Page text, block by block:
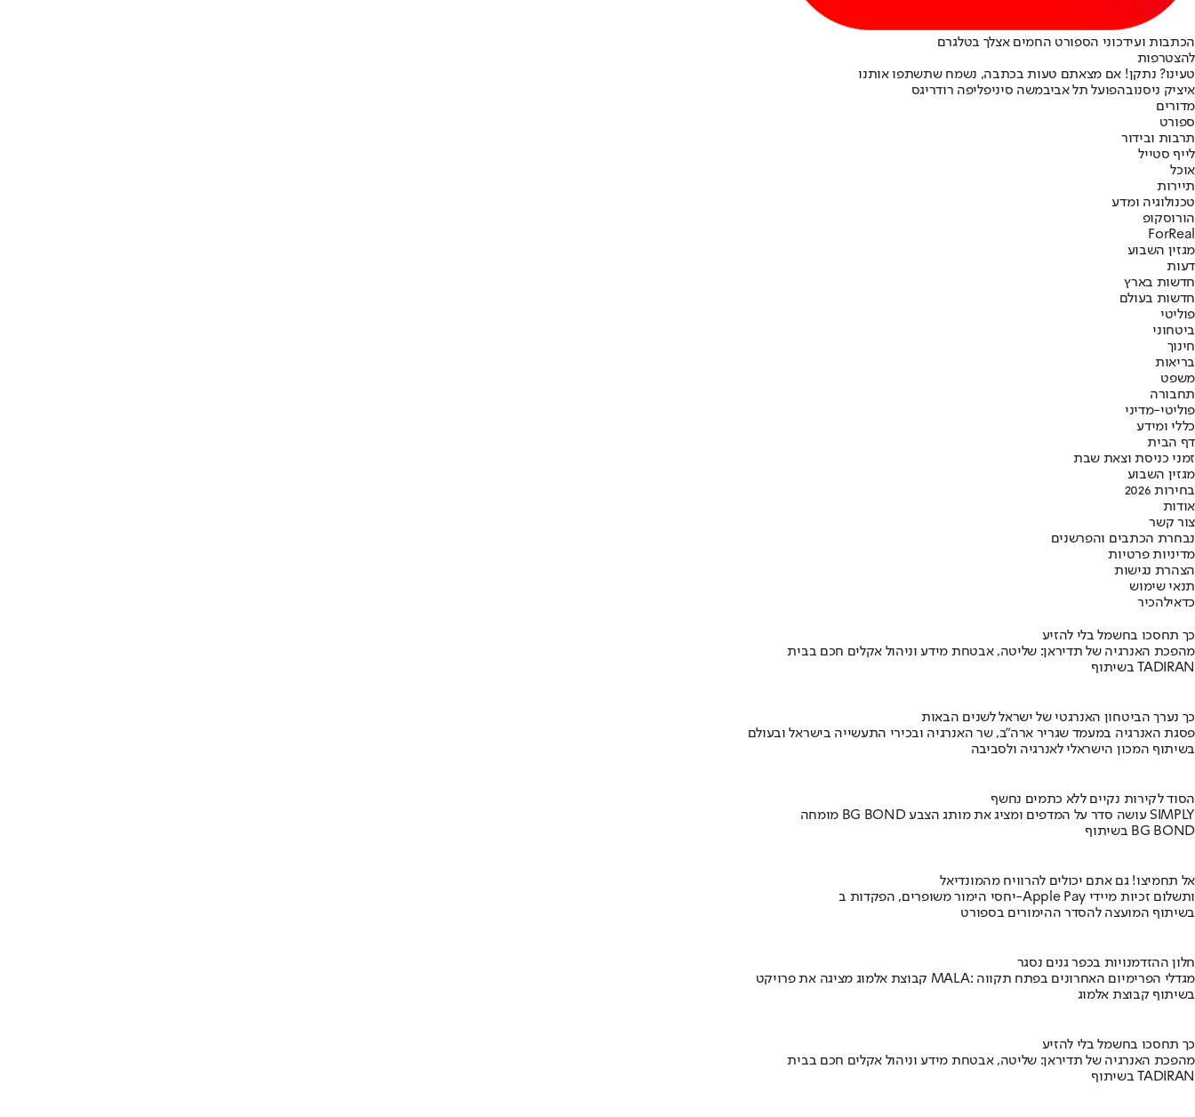
הכתבות ועידכוני הספורט החמים אצלך בטלגרם
להצטרפות
טעינו? נתקן! אם מצאתם טעות בכתבה, נשמח שתשתפו אותנו
איציק ניסנובהפועל תל אביבמשה סיניפליפה רודריגס
מדורים
ספורט
תרבות ובידור
לייף סטייל
אוכל
תיירות
טכנולוגיה ומדע
הורוסקופ
ForReal
מגזין השבוע
דעות
חדשות בארץ
חדשות בעולם
פוליטי
ביטחוני
חינוך
בריאות
משפט
תחבורה
פוליטי-מדיני
כללי ומידע
דף הבית
זמני כניסת וצאת שבת
מגזין השבוע
בחירות 2026
אודות
צור קשר
נבחרת הכתבים והפרשנים
מדיניות פרטיות
הצהרת נגישות
תנאי שימוש
כדאילהכיר
כך תחסכו בחשמל בלי להזיע
מהפכת האנרגיה של תדיראן: שליטה, אבטחת מידע וניהול אקלים חכם בבית
בשיתוף TADIRAN
כך נערך הביטחון האנרגטי של ישראל לשנים הבאות
פסגת האנרגיה במעמד שגריר ארה"ב, שר האנרגיה ובכירי התעשייה בישראל ובעולם
בשיתוף המכון הישראלי לאנרגיה ולסביבה
הסוד לקירות נקיים ללא כתמים נחשף
מומחה BG BOND עושה סדר על המדפים ומציג את מותג הצבע SIMPLY
בשיתוף BG BOND
אל תחמיצו! גם אתם יכולים להרוויח מהמונדיאל
יחסי הימור משופרים, הפקדות ב-Apple Pay ותשלום זכיות מיידי
בשיתוף המועצה להסדר ההימורים בספורט
חלון ההזדמנויות בכפר גנים נסגר
קבוצת אלמוג מציגה את פרויקט MALA: מגדלי הפרימיום האחרונים בפתח תקווה
בשיתוף קבוצת אלמוג
כך תחסכו בחשמל בלי להזיע
מהפכת האנרגיה של תדיראן: שליטה, אבטחת מידע וניהול אקלים חכם בבית
בשיתוף TADIRAN